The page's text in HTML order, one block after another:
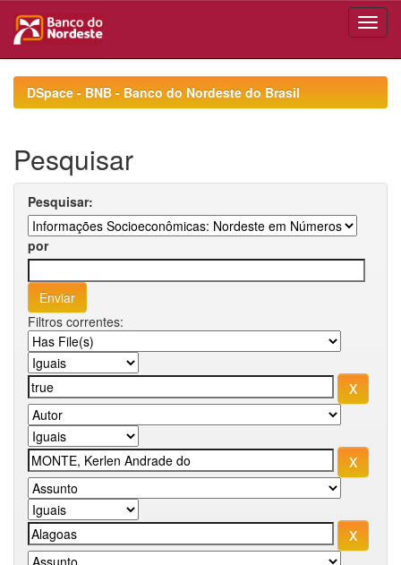
navigationDSpace - BNB - Banco do Nordeste do Brasil
Pesquisar
Pesquisar:
por
Filtros correntes: